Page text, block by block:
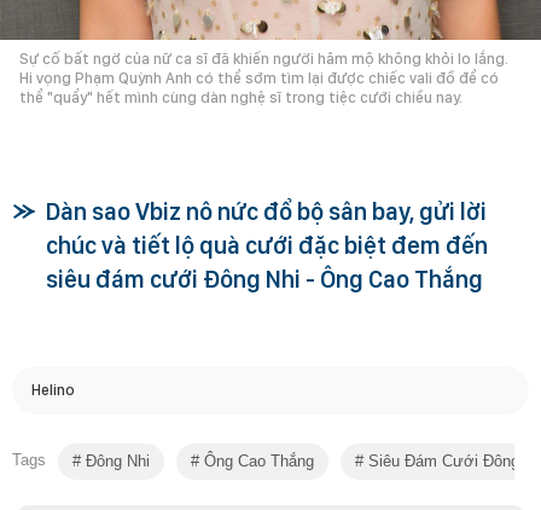
Sự cố bất ngờ của nữ ca sĩ đã khiến người hâm mộ không khỏi lo lắng.
Hi vọng Phạm Quỳnh Anh có thể sớm tìm lại được chiếc vali đồ để có
thể "quẩy" hết mình cùng dàn nghệ sĩ trong tiệc cưới chiều nay.
Dàn sao Vbiz nô nức đổ bộ sân bay, gửi lời
chúc và tiết lộ quà cưới đặc biệt đem đến
siêu đám cưới Đông Nhi - Ông Cao Thắng
Helino
Tags Đông Nhi Ông Cao Thắng Siêu Đám Cưới Đông